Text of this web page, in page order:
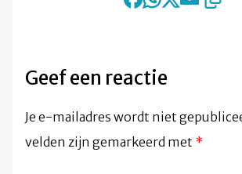
Geef een reactie
Je e-mailadres wordt niet
velden zijn gemarkeerd met *